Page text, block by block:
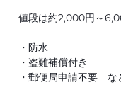
値段は約2,000円～
・防水
・盗難補償付き
・郵便局申請不要 な